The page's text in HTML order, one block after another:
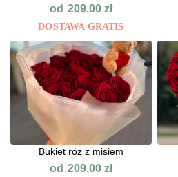
od 209.00 zł
DOSTAWA GRATIS
Bukiet róz z misiem
od 209.00 zł